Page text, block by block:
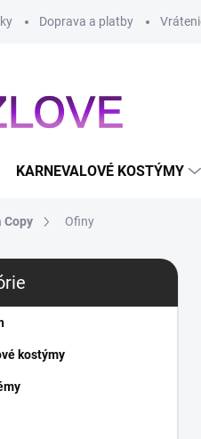
Doprava a platby
KARNEVALOVÉ KOSTÝMY
Copy Ofiny
kostýmy